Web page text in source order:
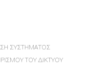
ΣΥΣΤΗΜΑΤΟΣ
ΤΟΥ ΔΙΚΤΥΟΥ